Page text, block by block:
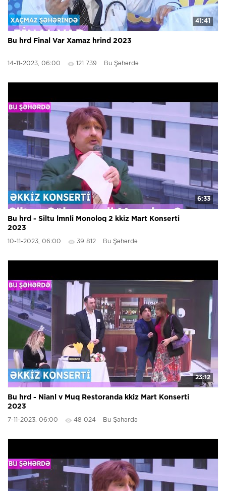
41:41
Bu hrd Final Var Xamaz hrind 2023
14-11-2023, 06:00 121 739 Bu Şəhərdə
6:33
Bu hrd - Siltu lmnli Monoloq 2 kkiz Mart Konserti
2023
10-11-2023, 06:00 39 812 Bu Şəhərdə
23:12
Bu hrd - Nianl v Muq Restoranda kkiz Mart Konserti
2023
7-11-2023, 06:00 48 024 Bu Şəhərdə